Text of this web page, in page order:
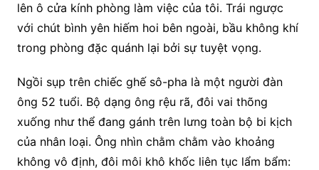
lên ô cửa kính phòng làm việc của tôi. Trái ngược
với chút bình yên hiếm hoi bên ngoài, bầu không khí
trong phòng đặc quánh lại bởi sự tuyệt vọng.
Ngồi sụp trên chiếc ghế sô-pha là một người đàn
ông 52 tuổi. Bộ dạng ông rệu rã, đôi vai thõng
xuống như thể đang gánh trên lưng toàn bộ bi kịch
của nhân loại. Ông nhìn chằm chằm vào khoảng
không vô định, đôi môi khô khốc liên tục lẩm bẩm: